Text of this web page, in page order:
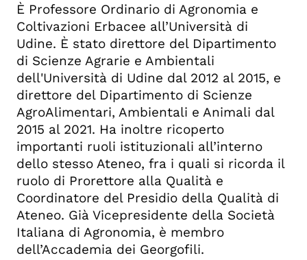
È Professore Ordinario di Agronomia e
Coltivazioni Erbacee all’Università di
Udine. È stato direttore del Dipartimento
di Scienze Agrarie e Ambientali
dell'Università di Udine dal 2012 al 2015, e
direttore del Dipartimento di Scienze
AgroAlimentari, Ambientali e Animali dal
2015 al 2021. Ha inoltre ricoperto
importanti ruoli istituzionali all’interno
dello stesso Ateneo, fra i quali si ricorda il
ruolo di Prorettore alla Qualità e
Coordinatore del Presidio della Qualità di
Ateneo. Già Vicepresidente della Società
Italiana di Agronomia, è membro
dell’Accademia dei Georgofili.